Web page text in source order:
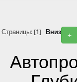
+
Страницы: [1] Вниз